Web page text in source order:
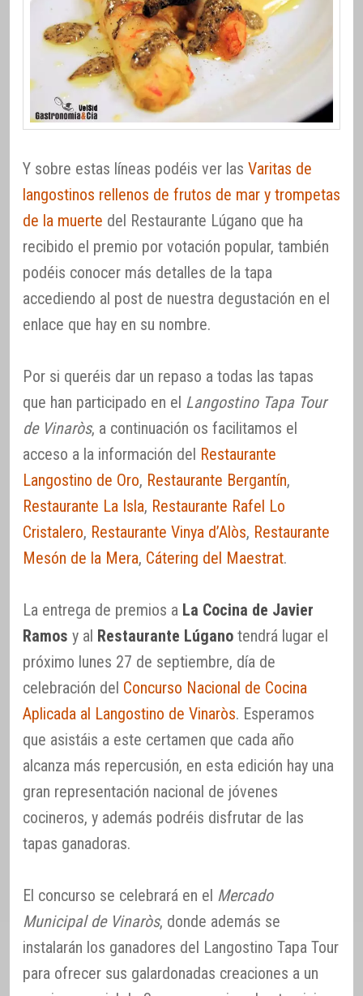
Y sobre estas líneas podéis ver las Varitas de
langostinos rellenos de frutos de mar y trompetas
de la muerte del Restaurante Lúgano que ha
recibido el premio por votación popular, también
podéis conocer más detalles de la tapa
accediendo al post de nuestra degustación en el
enlace que hay en su nombre.
Por si queréis dar un repaso a todas las tapas
que han participado en el Langostino Tapa Tour
de Vinaròs, a continuación os facilitamos el
acceso a la información del Restaurante
Langostino de Oro, Restaurante Bergantín,
Restaurante La Isla, Restaurante Rafel Lo
Cristalero, Restaurante Vinya d’Alòs, Restaurante
Mesón de la Mera, Cátering del Maestrat.
La entrega de premios a La Cocina de Javier
Ramos y al Restaurante Lúgano tendrá lugar el
próximo lunes 27 de septiembre, día de
celebración del Concurso Nacional de Cocina
Aplicada al Langostino de Vinaròs. Esperamos
que asistáis a este certamen que cada año
alcanza más repercusión, en esta edición hay una
gran representación nacional de jóvenes
cocineros, y además podréis disfrutar de las
tapas ganadoras.
El concurso se celebrará en el Mercado
Municipal de Vinaròs, donde además se
instalarán los ganadores del Langostino Tapa Tour
para ofrecer sus galardonadas creaciones a un